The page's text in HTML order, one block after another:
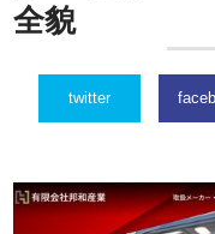
全貌
twitter